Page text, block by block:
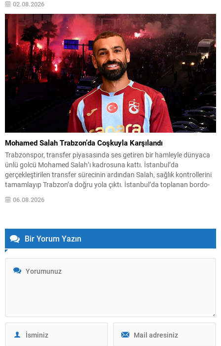
forvet için Borussia Dortmund ile görüşmelerin sürdüğü, bonservis
bedelinin 30...
02.08.2026
Mohamed Salah Trabzon’da Coşkuyla Karşılandı
Trabzonspor, transfer piyasasında ses getiren bir hamleyle dünyaca
ünlü golcü Mohamed Salah’ı kadrosuna kattı. İstanbul’da
gerçekleştirilen transfer sürecinin ardından Salah, sağlık kontrollerini
tamamlayıp Trabzon’a doğru yola çıktı. İstanbul’da toplanan bordo-
mavili taraftarların sevgi gösterileri eşliğinde karşılanan Mısırlı yıldız,
kulüp başkanı Ertuğrul Doğan ile birlikte Trabzon’a intikal etti.
06.08.2026
Bir Yorum Yazın